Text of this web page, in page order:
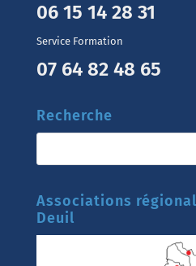
06 15 14 28 31
Service Formation
07 64 82 48 65
Recherche
Associations
Deuil